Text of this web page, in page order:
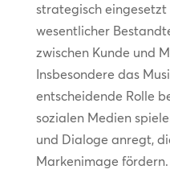
strategisch eingesetzt
wesentlicher
zwischen Kunde und
Insbesondere das
entscheidende Rolle
sozialen Medien
und Dialoge anregt,
Markenimage fördern.